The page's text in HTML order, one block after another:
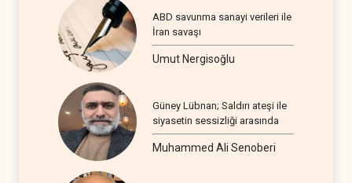
ABD savunma sanayi verileri ile
İran savaşı
Umut Nergisoğlu
Güney Lübnan; Saldırı ateşi ile
siyasetin sessizliği arasında
Muhammed Ali Senoberi